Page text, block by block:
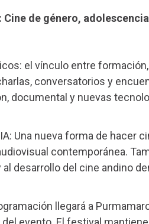
de género,
el vínculo entre
conversatorios y
documental y nuevas
Una nueva forma de hacer
contemporánea.
desarrollo del cine andino
llegará a